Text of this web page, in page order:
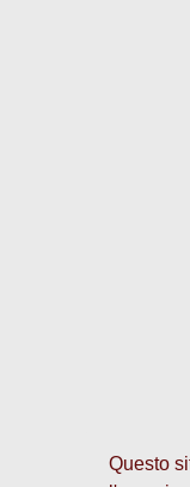
Questo